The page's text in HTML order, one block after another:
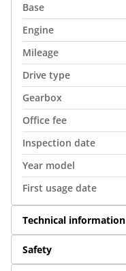
Base
Engine
Mileage
Drive type
Gearbox
Office fee
Inspection date
Year model
First usage date
Technical information
Safety